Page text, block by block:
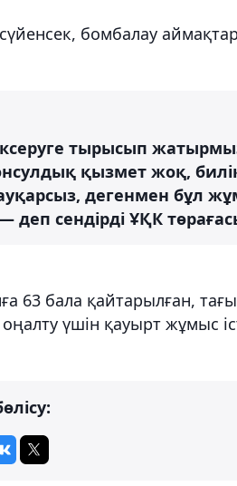
бомбалау
тырысып
қызмет жоқ,
дегенмен бұл
сендірді ҰҚК
63 бала қайтарылған,
үшін қауырт жұмыс